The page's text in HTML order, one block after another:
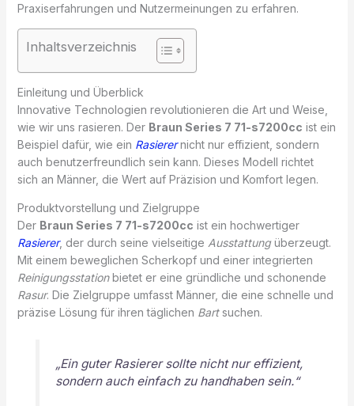
Praxiserfahrungen und Nutzermeinungen zu erfahren.
Inhaltsverzeichnis
Einleitung und Überblick
Innovative Technologien revolutionieren die Art und Weise,
wie wir uns rasieren. Der Braun Series 7 71-s7200cc ist ein
Beispiel dafür, wie ein Rasierernicht nur effizient, sondern
auch benutzerfreundlich sein kann. Dieses Modell richtet
sich an Männer, die Wert auf Präzision und Komfort legen.
Produktvorstellung und Zielgruppe
Der Braun Series 7 71-s7200cc ist ein hochwertiger
Rasierer, der durch seine vielseitige Ausstattungüberzeugt.
Mit einem beweglichen Scherkopf und einer integrierten
Reinigungsstationbietet er eine gründliche und schonende
Rasur. Die Zielgruppe umfasst Männer, die eine schnelle und
präzise Lösung für ihren täglichen Bartsuchen.
„Ein guter Rasierer sollte nicht nur effizient,
sondern auch einfach zu handhaben sein.“